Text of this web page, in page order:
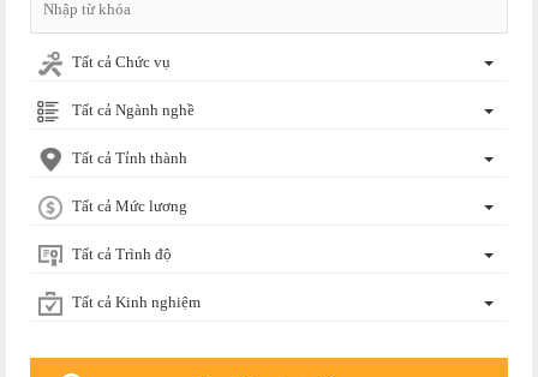
Tất cả Chức vụ
Tất cả Ngành nghề
Tất cả Tỉnh thành
Tất cả Mức lương
Tất cả Trình độ
Tất cả Kinh nghiệm